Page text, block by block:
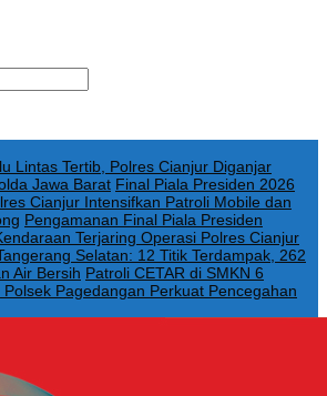
Lintas Tertib, Polres Cianjur Diganjar
Jawa Barat Final Piala Presiden 2026
Cianjur Intensifkan Patroli Mobile dan
Pengamanan Final Piala Presiden
Terjaring Operasi Polres Cianjur
Selatan: 12 Titik Terdampak, 262
Air Bersih Patroli CETAR di SMKN 6
Pagedangan Perkuat Pencegahan